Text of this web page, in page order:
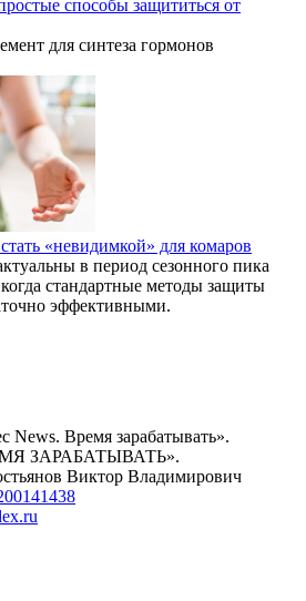
способы защититься от
для синтеза гормонов
«невидимкой» для комаров
в период сезонного пика
стандартные методы защиты
эффективными.
News. Время зарабатывать».
ЗАРАБАТЫВАТЬ».
Виктор Владимирович